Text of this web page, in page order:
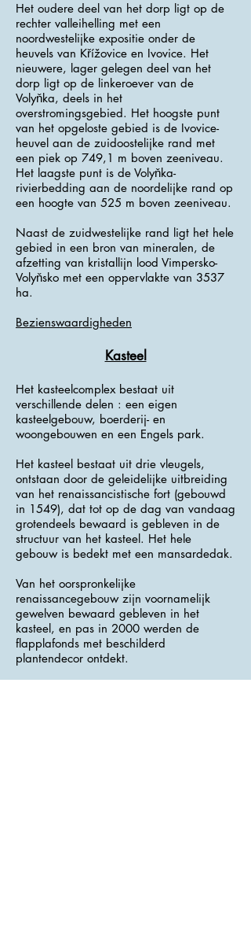
Het oudere deel van het dorp ligt op de
rechter valleihelling met een
noordwestelijke expositie onder de
heuvels van Křížovice en Ivovice. Het
nieuwere, lager gelegen deel van het
dorp ligt op de linkeroever van de
Volyňka, deels in het
overstromingsgebied. Het hoogste punt
van het opgeloste gebied is de Ivovice-
heuvel aan de zuidoostelijke rand met
een piek op 749,1 m boven zeeniveau.
Het laagste punt is de Volyňka-
rivierbedding aan de noordelijke rand op
een hoogte van 525 m boven zeeniveau.
Naast de zuidwestelijke rand ligt het hele
gebied in een bron van mineralen, de
afzetting van kristallijn lood Vimpersko-
Volyňsko met een oppervlakte van 3537
ha.
Bezienswaardigheden
Kasteel
Het kasteelcomplex bestaat uit
verschillende delen : een eigen
kasteelgebouw, boerderij- en
woongebouwen en een Engels park.
Het kasteel bestaat uit drie vleugels,
ontstaan ​​door de geleidelijke uitbreiding
van het renaissancistische fort (gebouwd
in 1549), dat tot op de dag van vandaag
grotendeels bewaard is gebleven in de
structuur van het kasteel. Het hele
gebouw is bedekt met een mansardedak.
Van het oorspronkelijke
renaissancegebouw zijn voornamelijk
gewelven bewaard gebleven in het
kasteel, en pas in 2000 werden de
flapplafonds met beschilderd
plantendecor ontdekt.